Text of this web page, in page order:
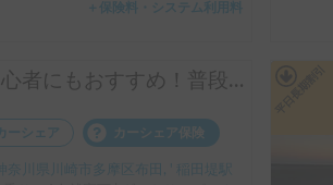
＋保険料・システム利用料
初心者にもおすすめ！普段遣いもしやすいピックアップトラックキャンピングカー！
カーシェア カーシェア保険
神奈川県川崎市多摩区布田, ' 稲田堤駅